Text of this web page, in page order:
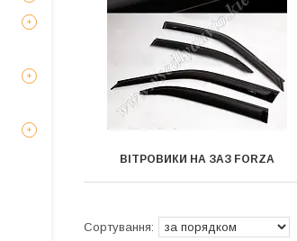
ВІТРОВИКИ НА ЗАЗ FORZA